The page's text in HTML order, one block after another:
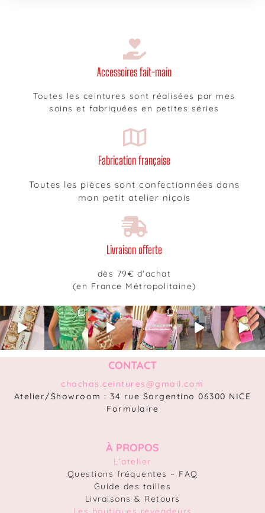
Accessoires fait-main
Toutes les ceintures sont réalisées par mes
soins et fabriquées en petites séries
Fabrication française
Toutes les pièces sont confectionnées dans
mon petit atelier niçois
Livraison offerte
dès 79€ d'achat
(en France Métropolitaine)
CONTACT
chachas.ceintures@gmail.com
Atelier/Showroom : 34 rue Sorgentino 06300 NICE
Formulaire
À PROPOS
L’atelier
Questions fréquentes – FAQ
Guide des tailles
Livraisons & Retours